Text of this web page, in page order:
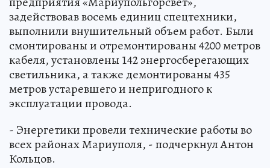
задействовав восемь единиц спецтехники,
выполнили внушительный объем работ. Были
смонтированы и отремонтированы 4200 метров
кабеля, установлены 142 энергосберегающих
светильника, а также демонтированы 435
метров устаревшего и непригодного к
эксплуатации провода.
- Энергетики провели технические работы во
всех районах Мариуполя, - подчеркнул Антон
Кольцов.